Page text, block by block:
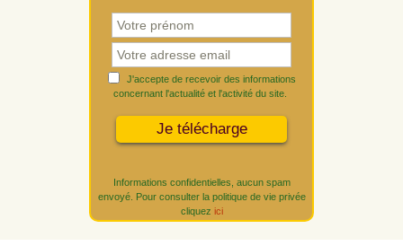
J'accepte de recevoir des informations
concernant l'actualité et l'activité du site.
Informations confidentielles, aucun spam
envoyé. Pour consulter la politique de vie privée
cliquez ici